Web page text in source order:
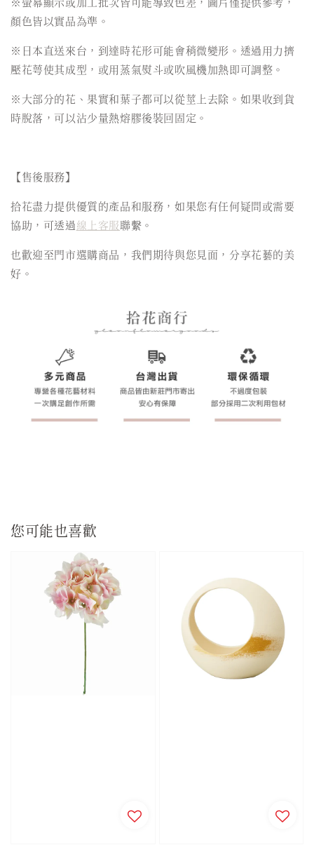
顏色皆以實品為準。
※日本直送來台，到達時花形可能會稍微變形。透過用力擠
壓花萼使其成型，或用蒸氣熨斗或吹風機加熱即可調整。
※大部分的花、果實和葉子都可以從莖上去除。如果收到貨
時脫落，可以沾少量熱熔膠後裝回固定。
【售後服務】
拾花盡力提供優質的產品和服務，如果您有任何疑問或需要
協助，可透過線上客服聯繫。
也歡迎至門市選購商品，我們期待與您見面，分享花藝的美
好。
您可能也喜歡